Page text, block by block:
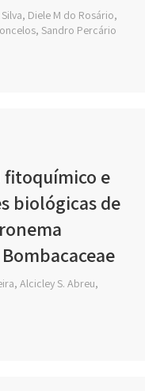
Diele M do Rosário,
Sandro Percário
e
biológicas de
Alcicley S. Abreu,